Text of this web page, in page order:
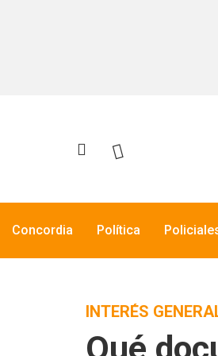
Concordia Política
INTERÉS
Qué